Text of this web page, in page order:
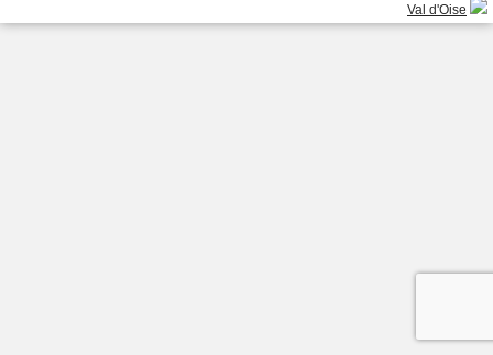
Val d'Oise